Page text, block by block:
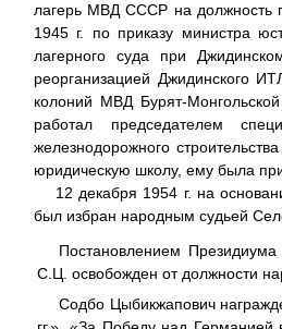
лагерь МВД СССР на должность
1945 г. по приказу министра
лагерного суда при
реорганизацией Джидинского
колоний МВД Бурят-
работал председателем
железнодорожного
юридическую школу, ему была
12 декабря 1954 г. на
был избран народным судьей
Постановлением
С.Ц. освобожден от должности
Содбо Цыбикжапович